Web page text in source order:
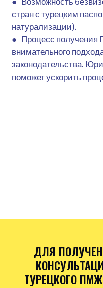
стран с турецким
натурализации).
● Процесс получения
внимательного
законодательства.
поможет ускорить
ДЛЯ
ТУРЕЦКОГО